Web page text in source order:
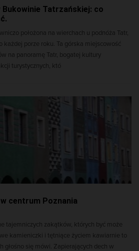
Tatrzańskiej: co
położona na wierchach u podnóża Tatr,
każdej porze roku. Ta górska miejscowość
na panoramę Tatr, bogatej kultury
turystycznych, któ
centrum Poznania
tajemniczych zakątków, których być może
kamieniczki i tętniące życiem kawiarnie to
głośno się mówi. Zapierających dech w